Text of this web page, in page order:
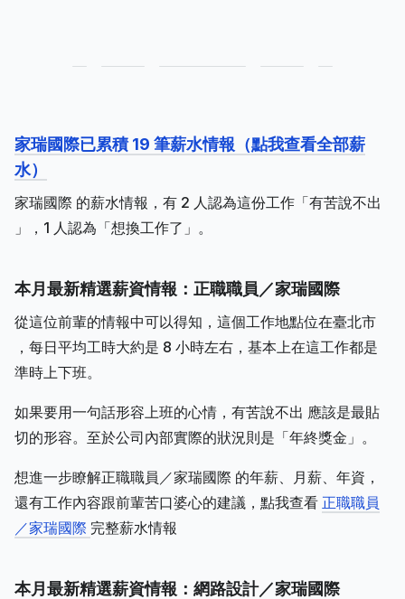
家瑞國際已累積 19 筆薪水情報（點我查看全部薪
水）
家瑞國際 的薪水情報，有 2 人認為這份工作「有苦說不出
」，1 人認為「想換工作了」。
本月最新精選薪資情報：正職職員／家瑞國際
從這位前輩的情報中可以得知，這個工作地點位在臺北市
，每日平均工時大約是 8 小時左右，基本上在這工作都是
準時上下班。
如果要用一句話形容上班的心情，有苦說不出 應該是最貼
切的形容。至於公司內部實際的狀況則是「年終獎金」。
想進一步瞭解正職職員／家瑞國際 的年薪、月薪、年資，
還有工作內容跟前輩苦口婆心的建議，點我查看 正職職員
／家瑞國際 完整薪水情報
本月最新精選薪資情報：網路設計／家瑞國際